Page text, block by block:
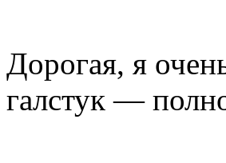
Дорогая, я
галстук —